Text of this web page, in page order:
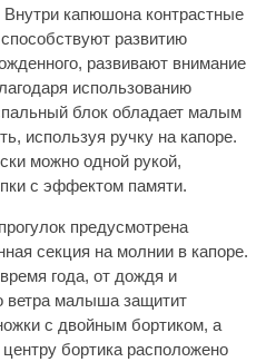
капюшона контрастные
развитию
развивают внимание
использованию
блок обладает малым
используя ручку на капоре.
можно одной рукой,
с эффектом памяти.
предусмотрена
секция на молнии в капоре.
года, от дождя и
ветра малыша защитит
с двойным бортиком, а
бортика расположено